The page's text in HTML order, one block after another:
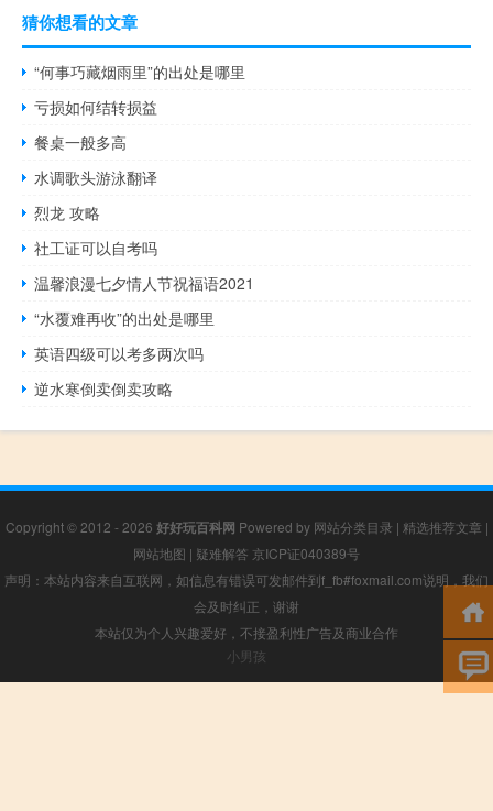
猜你想看的文章
“何事巧藏烟雨里”的出处是哪里
亏损如何结转损益
餐桌一般多高
水调歌头游泳翻译
烈龙 攻略
社工证可以自考吗
温馨浪漫七夕情人节祝福语2021
“水覆难再收”的出处是哪里
英语四级可以考多两次吗
逆水寒倒卖倒卖攻略
Copyright © 2012 - 2026 好好玩百科网 Powered by 网站分类目录 | 精选推荐文章 |
网站地图 | 疑难解答 京ICP证040389号
声明：本站内容来自互联网，如信息有错误可发邮件到f_fb#foxmail.com说明，我们
会及时纠正，谢谢
本站仅为个人兴趣爱好，不接盈利性广告及商业合作
小男孩